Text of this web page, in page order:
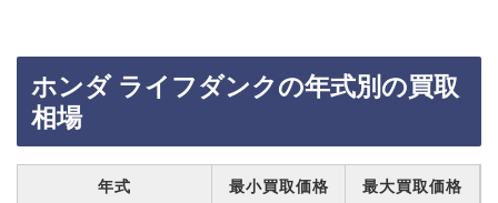
ホンダ ライフダンクの年式別の買取
相場
年式 最小買取価格 最大買取価格